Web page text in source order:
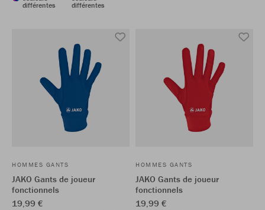
différentes
différentes
HOMMES GANTS
JAKO Gants de joueur
fonctionnels
19,99 €
HOMMES GANTS
JAKO Gants de joueur
fonctionnels
19,99 €